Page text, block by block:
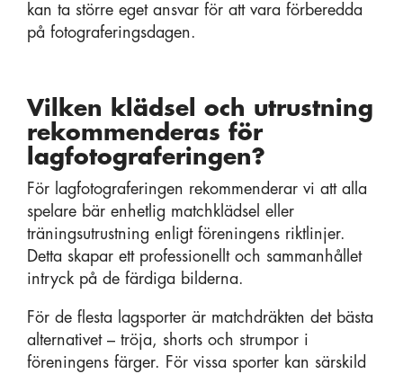
kan ta större eget ansvar för att vara förberedda
på fotograferingsdagen.
Vilken klädsel och utrustning
rekommenderas för
lagfotograferingen?
För lagfotograferingen rekommenderar vi att alla
spelare bär enhetlig matchklädsel eller
träningsutrustning enligt föreningens riktlinjer.
Detta skapar ett professionellt och sammanhållet
intryck på de färdiga bilderna.
För de flesta lagsporter är matchdräkten det bästa
alternativet – tröja, shorts och strumpor i
föreningens färger. För vissa sporter kan särskild